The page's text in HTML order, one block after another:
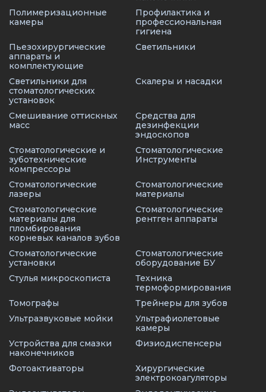
Полимеризационные
камеры
Профилактика и
профессиональная
гигиена
Пьезохирургические
аппараты и
комплектующие
Светильники
Светильники для
стоматологических
установок
Скалеры и насадки
Смешивание оттискных
масс
Средства для
дезинфекции
эндоскопов
Стоматологические и
зуботехнические
компрессоры
Стоматологические
Инструменты
Стоматологические
лазеры
Стоматологические
материалы
Стоматологические
материалы для
пломбирования
корневых каналов зубов
Стоматологические
рентген аппараты
Стоматологические
установки
Стоматологические
оборудование БУ
Стулья микроскописта
Техника
термоформирования
Томографы
Трейнеры для зубов
Ультразвуковые мойки
Ультрафиолетовые
камеры
Устройства для смазки
наконечников
Физиодиспенсеры
Фотоактиваторы
Хирургические
электрокоагуляторы